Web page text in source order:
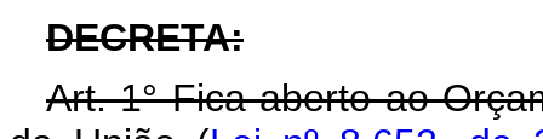
DECRETA:
Art. 1° Fica aberto ao